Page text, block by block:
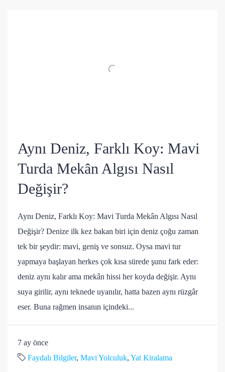
Aynı Deniz, Farklı Koy: Mavi
Turda Mekân Algısı Nasıl
Değişir?
Aynı Deniz, Farklı Koy: Mavi Turda Mekân Algısı Nasıl
Değişir? Denize ilk kez bakan biri için deniz çoğu zaman
tek bir şeydir: mavi, geniş ve sonsuz. Oysa mavi tur
yapmaya başlayan herkes çok kısa sürede şunu fark eder:
deniz aynı kalır ama mekân hissi her koyda değişir. Aynı
suya girilir, aynı teknede uyanılır, hatta bazen aynı rüzgâr
eser. Buna rağmen insanın içindeki...
7 ay önce
Faydalı Bilgiler, Mavi Yolculuk, Yat Kiralama